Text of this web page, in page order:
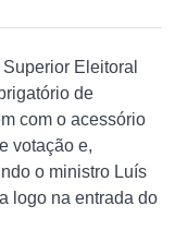
Eleitoral
de
com o acessório
votação e,
o ministro Luís
logo na entrada do